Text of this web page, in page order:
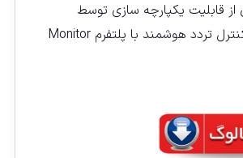
از قابلیت یکپارچه سازی توسط
سیستم کنترل تردد هوشمند با پلتفرم Monitor